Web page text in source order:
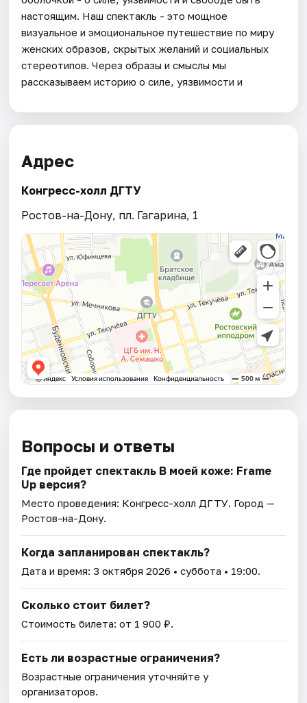
настоящим. Наш спектакль - это мощное
визуальное и эмоциональное путешествие по миру
женских образов, скрытых желаний и социальных
стереотипов. Через образы и смыслы мы
рассказываем историю о силе, уязвимости и
Адрес
Конгресс-холл ДГТУ
Ростов-на-Дону, пл. Гагарина, 1
Вопросы и ответы
Где пройдет спектакль В моей коже: Frame
Up версия?
Место проведения: Конгресс-холл ДГТУ. Город —
Ростов-на-Дону.
Когда запланирован спектакль?
Дата и время:3 октября 2026 • суббота • 19:00.
Сколько стоит билет?
Стоимость билета: от 1 900 ₽.
Есть ли возрастные ограничения?
Возрастные ограничения уточняйте у
организаторов.